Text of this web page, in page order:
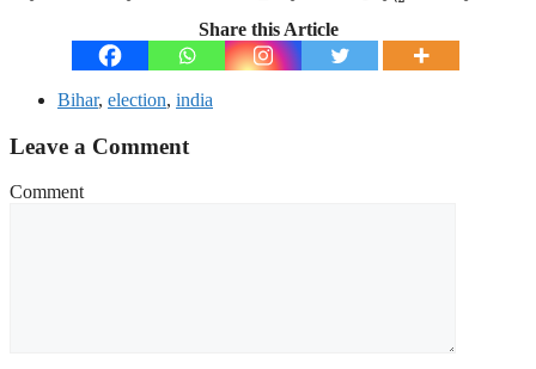
Share this Article
Bihar, election, india
Leave a Comment
Comment